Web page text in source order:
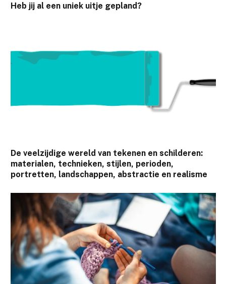
Heb jij al een uniek uitje gepland?
De veelzijdige wereld van tekenen en schilderen:
materialen, technieken, stijlen, perioden,
portretten, landschappen, abstractie en realisme